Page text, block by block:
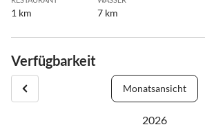
1 km 7 km
Verfügbarkeit
Monatsansicht
2026